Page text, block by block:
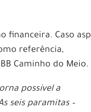
financeira. Caso
referência,
Caminho do Meio.
possível a
seis paramitas –